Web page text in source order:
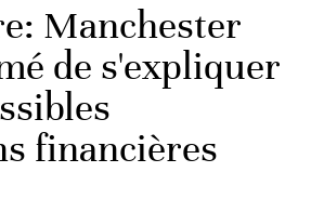
Manchester
de s'expliquer
financières